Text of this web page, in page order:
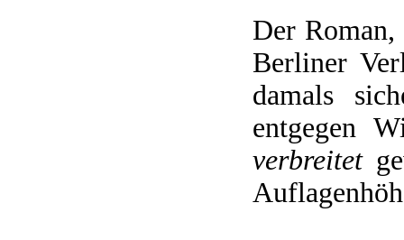
Der
Berliner
damals
entgegen
verbreitet